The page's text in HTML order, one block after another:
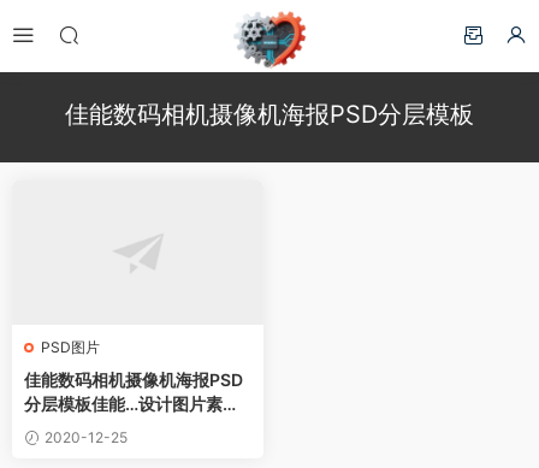
佳能数码相机摄像机海报PSD分层模板
PSD图片
佳能数码相机摄像机海报PSD
分层模板佳能…设计图片素材
下载2020-12-25